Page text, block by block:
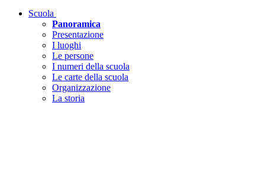
Scuola
Panoramica
Presentazione
I luoghi
Le persone
I numeri della scuola
Le carte della scuola
Organizzazione
La storia